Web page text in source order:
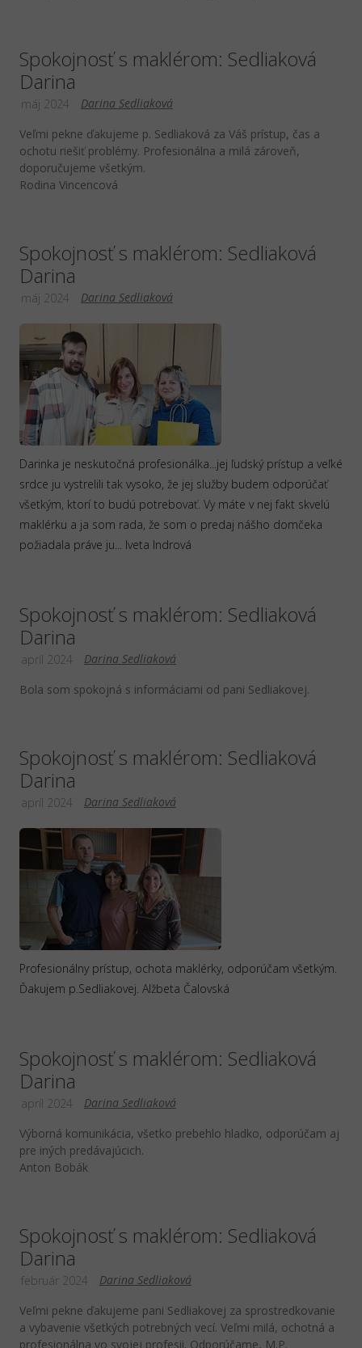
Spokojnosť s maklérom: Sedliaková
Darina
Darina Sedliaková
máj 2024
Veľmi pekne ďakujeme p. Sedliaková za Váš prístup, čas a
ochotu riešiť problémy. Profesionálna a milá zároveň,
doporučujeme všetkým.
Rodina Vincencová
Spokojnosť s maklérom: Sedliaková
Darina
Darina Sedliaková
máj 2024
Darinka je neskutočná profesionálka...jej ľudský prístup a veľké
srdce ju vystrelili tak vysoko, že jej služby budem odporúčať
všetkým, ktorí to budú potrebovať. Vy máte v nej fakt skvelú
maklérku a ja som rada, že som o predaj nášho domčeka
požiadala práve ju... Iveta Indrová
Spokojnosť s maklérom: Sedliaková
Darina
Darina Sedliaková
apríl 2024
Bola som spokojná s informáciami od pani Sedliakovej.
Spokojnosť s maklérom: Sedliaková
Darina
Darina Sedliaková
apríl 2024
Profesionálny prístup, ochota maklérky, odporúčam všetkým.
Ďakujem p.Sedliakovej. Alžbeta Čalovská
Spokojnosť s maklérom: Sedliaková
Darina
Darina Sedliaková
apríl 2024
Výborná komunikácia, všetko prebehlo hladko, odporúčam aj
pre iných predávajúcich.
Anton Bobák
Spokojnosť s maklérom: Sedliaková
Darina
Darina Sedliaková
február 2024
Veľmi pekne ďakujeme pani Sedliakovej za sprostredkovanie
a vybavenie všetkých potrebných vecí. Veľmi milá, ochotná a
profesionálna vo svojej profesii. Odporúčame, M.P.